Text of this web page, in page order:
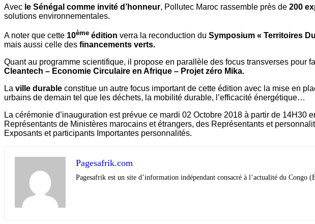
Avec le Sénégal comme invité d’honneur, Pollutec Maroc rassemble près de 200
solutions environnementales.
A noter que cette 10ème édition verra la reconduction du Symposium « Territoires
mais aussi celle des financements verts.
Quant au programme scientifique, il propose en parallèle des focus transverses pour
Cleantech – Economie Circulaire en Afrique – Projet zéro Mika.
La ville durable constitue un autre focus important de cette édition avec la mise en
urbains de demain tel que les déchets, la mobilité durable, l’efficacité énergétique…
La cérémonie d’inauguration est prévue ce mardi 02 Octobre 2018 à partir de
Représentants de Ministères marocains et étrangers, des Représentants et
Exposants et participants Importantes personnalités.
Pagesafrik.com
Pagesafrik est un site d’information indépendant consacré à l’actualité du Congo